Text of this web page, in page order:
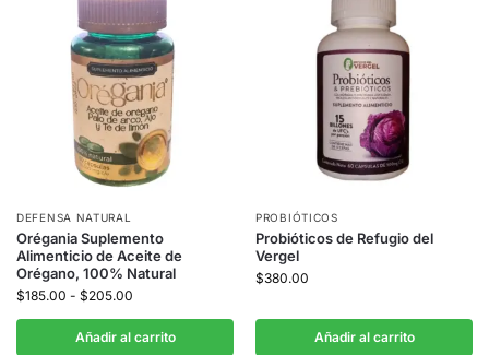
DEFENSA NATURAL
Orégania Suplemento
Alimenticio de Aceite de
Orégano, 100% Natural
$185.00 - $205.00
Añadir al carrito
PROBIÓTICOS
Probióticos de Refugio del
Vergel
$380.00
Añadir al carrito